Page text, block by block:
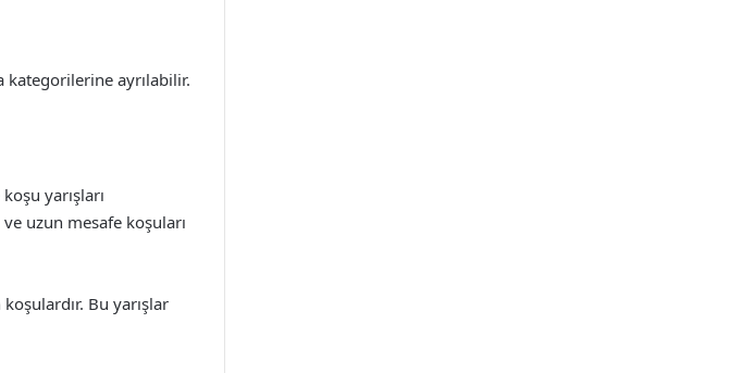
ayrılabilir.
yarışları
uzun mesafe koşuları
Bu yarışlar